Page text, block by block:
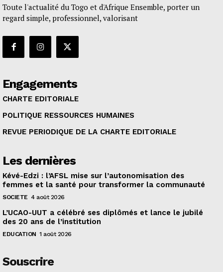
Toute l'actualité du Togo et d'Afrique Ensemble, porter un
regard simple, professionnel, valorisant
Engagements
CHARTE EDITORIALE
POLITIQUE RESSOURCES HUMAINES
REVUE PERIODIQUE DE LA CHARTE EDITORIALE
Les dernières
Kévé-Edzi : l’AFSL mise sur l’autonomisation des
femmes et la santé pour transformer la communauté
SOCIETE 4 août 2026
L’UCAO-UUT a célébré ses diplômés et lance le jubilé
des 20 ans de l’institution
EDUCATION 1 août 2026
Souscrire